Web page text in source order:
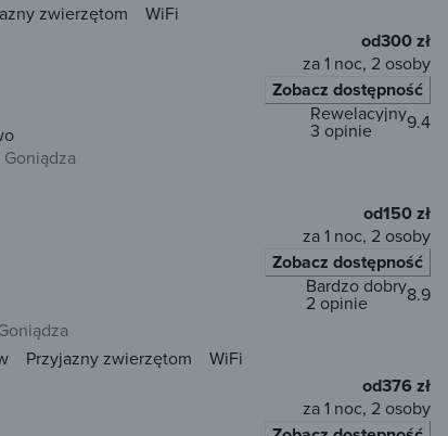
zwierzętom
WiFi
od300 zł
za 1 noc, 2 osoby
Zobacz dostępność
Goniądza
9.4
Rewelacyjny
3 opinie
od150 zł
za 1 noc, 2 osoby
Zobacz dostępność
8.9
Bardzo dobry
2 opinie
Przyjazny zwierzętom
WiFi
od376 zł
za 1 noc, 2 osoby